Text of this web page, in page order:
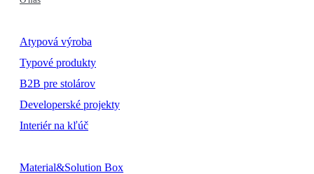
Atypová výroba
Typové produkty
B2B pre stolárov
Developerské projekty
Interiér na kľúč
Material&Solution Box